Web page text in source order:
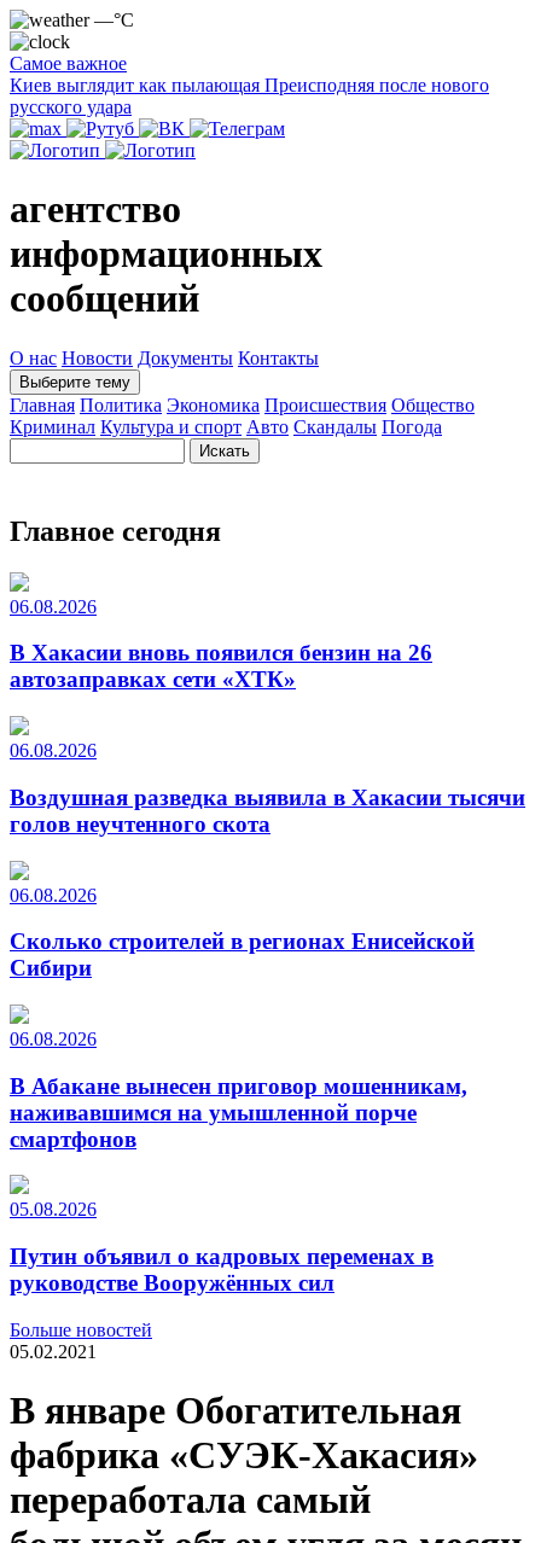
—°C
Самое важное
Киев выглядит как пылающая Преисподняя после нового
русского удара
агентство
информационных
сообщений
О нас Новости Документы Контакты
Выберите тему
Главная Политика Экономика Происшествия Общество
Криминал Культура и спорт Авто Скандалы Погода
Главное сегодня
06.08.2026
В Хакасии вновь появился бензин на 26
автозаправках сети «ХТК»
06.08.2026
Воздушная разведка выявила в Хакасии тысячи
голов неучтенного скота
06.08.2026
Сколько строителей в регионах Енисейской
Сибири
06.08.2026
В Абакане вынесен приговор мошенникам,
наживавшимся на умышленной порче
смартфонов
05.08.2026
Путин объявил о кадровых переменах в
руководстве Вооружённых сил
Больше новостей
05.02.2021
В январе Обогатительная
фабрика «СУЭК-Хакасия»
переработала самый